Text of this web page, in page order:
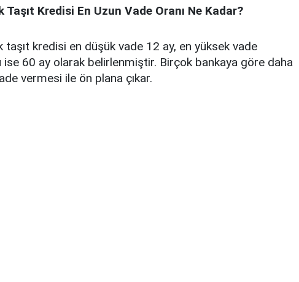
Taşıt Kredisi En Uzun Vade Oranı Ne Kadar?
taşıt kredisi en düşük vade 12 ay, en yüksek vade
ise 60 ay olarak belirlenmiştir. Birçok bankaya göre daha
vermesi ile ön plana çıkar.